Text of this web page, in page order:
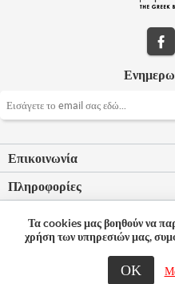
Επικοινωνία
Πληροφορίες
Ο λογαριασμός μου
© 2026
Τα cookies μας βοηθούν να
χρήση των υπηρεσιών μας,
ΟΚ